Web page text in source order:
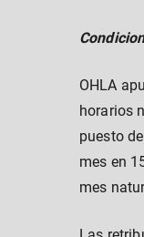
OHLA
horarios
puesto
mes en
mes